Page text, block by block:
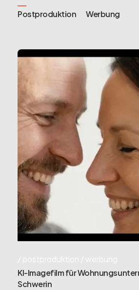
Postproduktion
Werbung
postproduktion
werbung
KI-Imagefilm für
Schwerin